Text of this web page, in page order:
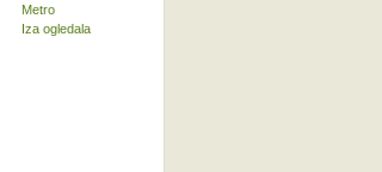
Metro
Iza ogledala